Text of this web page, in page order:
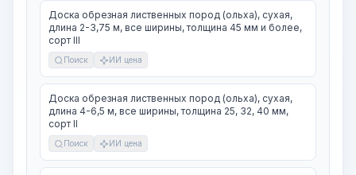
Доска обрезная лиственных пород (ольха), сухая,
длина 2-3,75 м, все ширины, толщина 45 мм и более,
сорт III
Поиск ИИ цена
Доска обрезная лиственных пород (ольха), сухая,
длина 4-6,5 м, все ширины, толщина 25, 32, 40 мм,
сорт II
Поиск ИИ цена